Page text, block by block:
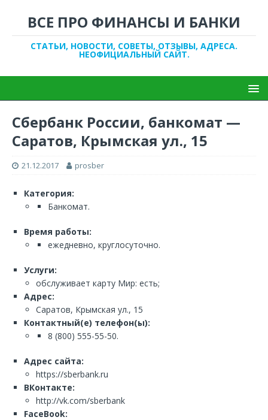
ВСЕ ПРО ФИНАНСЫ И БАНКИ
СТАТЬИ, НОВОСТИ, СОВЕТЫ, ОТЗЫВЫ, АДРЕСА.
НЕОФИЦИАЛЬНЫЙ САЙТ.
Сбербанк России, банкомат —
Саратов, Крымская ул., 15
21.12.2017 prosber
Категория:
Банкомат.
Время работы:
ежедневно, круглосуточно.
Услуги:
обслуживает карту Мир: есть;
Адрес:
Саратов, Крымская ул., 15
Контактный(е) телефон(ы):
8 (800) 555-55-50.
Адрес сайта:
https://sberbank.ru
ВКонтакте:
http://vk.com/sberbank
FaceBook: